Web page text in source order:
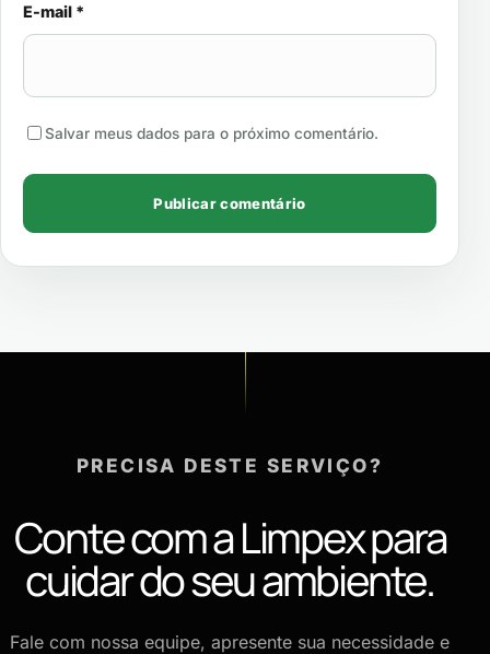
E-mail *
Salvar meus dados para o próximo comentário.
PRECISA DESTE SERVIÇO?
Conte com a Limpex para
cuidar do seu ambiente.
Fale com nossa equipe, apresente sua necessidade e